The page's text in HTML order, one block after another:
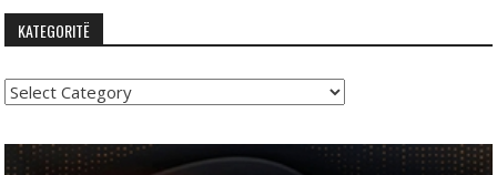
KATEGORITË
Kategoritë